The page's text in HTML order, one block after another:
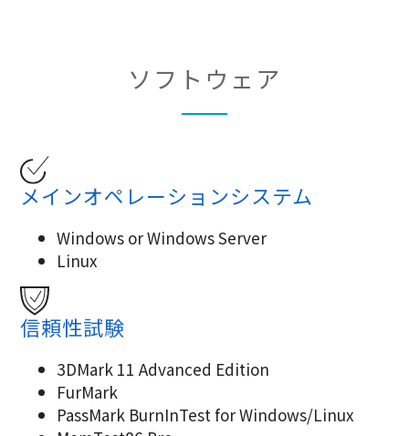
ソフトウェア
メインオペレーションシステム
Windows or Windows Server
Linux
信頼性試験
3DMark 11 Advanced Edition
FurMark
PassMark BurnInTest for Windows/Linux